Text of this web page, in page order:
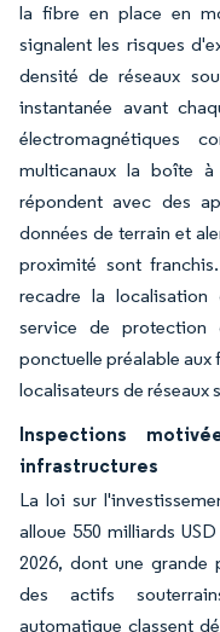
la fibre en place en
signalent les risques
densité de réseaux
instantanée avant
électromagnétiques
multicanaux la boîte
répondent avec des
données de terrain et
proximité sont
recadre la localisation
service de protection
ponctuelle préalable aux
localisateurs de réseaux
Inspections
infrastructures
La loi sur
alloue 550 milliards
2026, dont une grande
des actifs
automatique classent